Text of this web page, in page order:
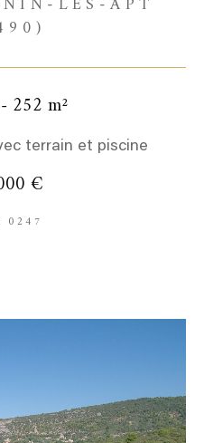
252 m²
terrain et piscine
€
0247